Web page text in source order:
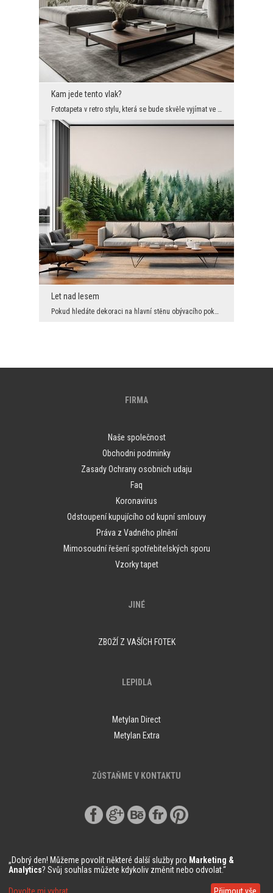
Kam jede tento vlak?
Fototapeta v retro stylu, která se bude skvěle vyjímat ve velkém interiéru. Jeho nepochybnou před...
Let nad lesem
Pokud hledáte dekoraci na hlavní stěnu obývacího pokoje nebo jiného interiéru, která navodí příro...
FIRMA
Naše společnost
Obchodni podminky
Zasady Ochrany osobnich udaju
Faq
Koronavirus
Odstoupení kupujícího od kupní smlouvy
Práva z Vadného plnění
Mimosoudní řešení spotřebitelských sporu
Vzorky tapet
JINÉ
ZBOŽÍ Z VAŠÍCH FOTEK
LEPIDLA
Metylan Direct
Metylan Extra
ZŮSTAŇME V KONTAKTU
„Dobrý den! Můžeme povolit některé další služby pro Marketing &
Analytics? Svůj souhlas můžete kdykoliv změnit nebo odvolat.“